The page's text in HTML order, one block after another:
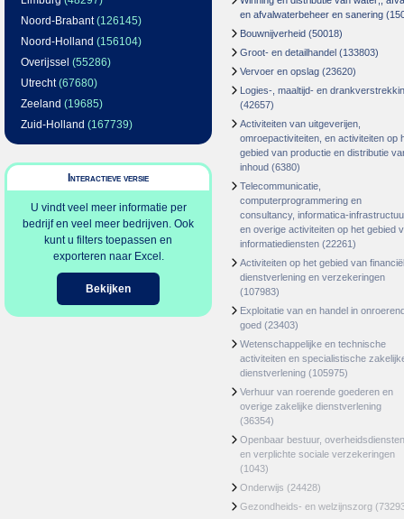
Noord-Brabant(126145)
Noord-Holland (156104)
Overijssel (55286)
Utrecht(67680)
Zeeland (19685)
Zuid-Holland (167739)
Interactieve versie
U vindt veel meer informatie per
bedrijf en veel meer bedrijven. Ook
kunt u filters toepassen en
exporteren naar Excel.
Bekijken
en afvalwaterbeheer en sanering
Bouwnijverheid (50018)
Groot- en detailhandel (133803)
Vervoer en opslag (23620)
Logies-, maaltijd- en
(42657)
Activiteiten van uitgeverijen,
omroepactiviteiten, en activiteiten op
gebied van productie en distributie
inhoud (6380)
Telecommunicatie,
computerprogrammering en
consultancy, informatica-
en overige activiteiten op het gebied
informatiediensten (22261)
Activiteiten op het gebied van
dienstverlening en verzekeringen
(107983)
Exploitatie van en handel in
goed (23403)
Wetenschappelijke en technische
activiteiten en specialistische
dienstverlening (105975)
Verhuur van roerende goederen en
overige zakelijke dienstverlening
(36354)
Openbaar bestuur, overheidsdiensten
en verplichte sociale verzekeringen
(1043)
Onderwijs (24428)
Gezondheids- en welzijnszorg